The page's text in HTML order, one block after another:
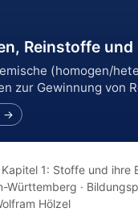
Reinstoffe und
(homogen/
zur Gewinnung von
→
Kapitel 1: Stoffe und ihre
Württemberg ·
Hölzel